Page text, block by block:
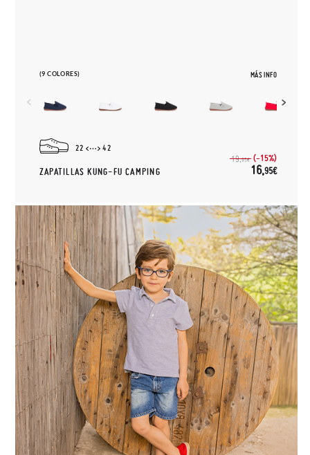
(9 COLORES) MÁS INFO
22 42
ZAPATILLAS KUNG-FU CAMPING
19,95€ (-15%)
16,95€